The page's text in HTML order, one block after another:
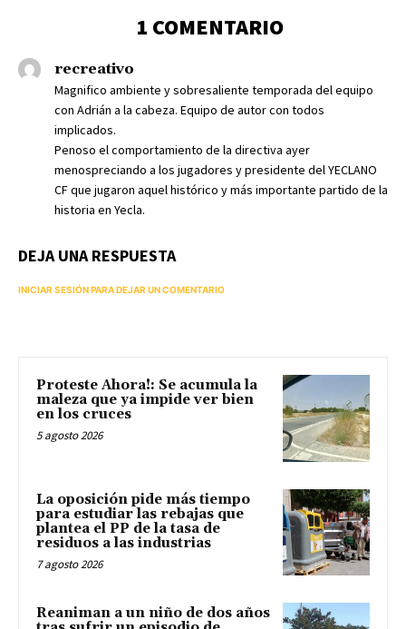
1 COMENTARIO
recreativo
Magnifico ambiente y sobresaliente temporada del equipo
con Adrián a la cabeza. Equipo de autor con todos
implicados.
Penoso el comportamiento de la directiva ayer
menospreciando a los jugadores y presidente del YECLANO
CF que jugaron aquel histórico y más importante partido de la
historia en Yecla.
DEJA UNA RESPUESTA
INICIAR SESIÓN PARA DEJAR UN COMENTARIO
Proteste Ahora!: Se acumula la
maleza que ya impide ver bien
en los cruces
5 agosto 2026
La oposición pide más tiempo
para estudiar las rebajas que
plantea el PP de la tasa de
residuos a las industrias
7 agosto 2026
Reaniman a un niño de dos años